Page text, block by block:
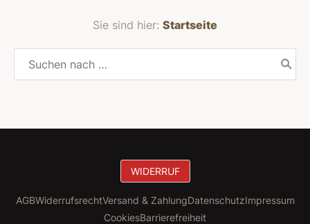
Sie sind hier: Startseite
WIDERRUF
AGBWiderrufsrechtVersand & ZahlungDatenschutzImpressum
CookiesBarrierefreiheit